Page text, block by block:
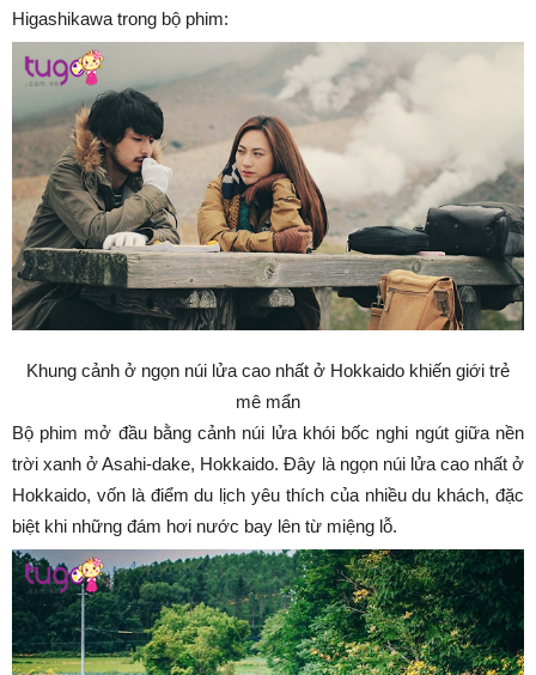
Higashikawa trong bộ phim:
Khung cảnh ở ngọn núi lửa cao nhất ở Hokkaido khiến giới trẻ
mê mẩn
Bộ phim mở đầu bằng cảnh núi lửa khói bốc nghi ngút giữa nền
trời xanh ở Asahi-dake, Hokkaido. Đây là ngọn núi lửa cao nhất ở
Hokkaido, vốn là điểm du lịch yêu thích của nhiều du khách, đặc
biệt khi những đám hơi nước bay lên từ miệng lỗ.